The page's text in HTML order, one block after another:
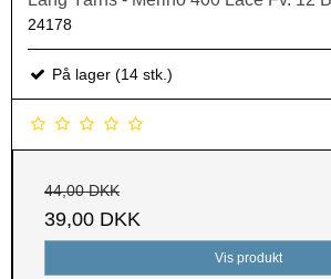
24178
På lager (14 stk.)
44,00 DKK
39,00 DKK
Vis produkt